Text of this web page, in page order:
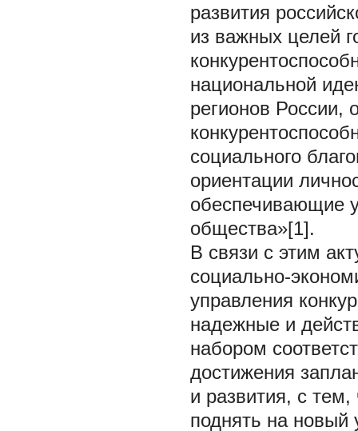
развития
из важных целей
национальной
регионов
социального
ориентации
обеспечивающие
общества»[1].
В связи с этим
социально-
управления
надежные и
набором
достижения
и развития, с тем,
поднять на новый